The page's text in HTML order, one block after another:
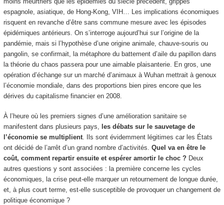
espagnole, asiatique, de Hong-Kong, VIH… Les implications économiques
risquent en revanche d’être sans commune mesure avec les épisodes
épidémiques antérieurs. On s’interroge aujourd’hui sur l’origine de la
pandémie, mais si l’hypothèse d’une origine animale, chauve-souris ou
pangolin, se confirmait, la métaphore du battement d’aile du papillon dans
la théorie du chaos passera pour une aimable plaisanterie. En gros, une
opération d’échange sur un marché d’animaux à Wuhan mettrait à genoux
l’économie mondiale, dans des proportions bien pires encore que les
dérives du capitalisme financier en 2008.
À l’heure où les premiers signes d’une amélioration sanitaire se
manifestent dans plusieurs pays, les débats sur le sauvetage de
l’économie se multiplient. Ils sont évidemment légitimes car les États
ont décidé de l’arrêt d’un grand nombre d’activités. Quel va en être le
coût, comment repartir ensuite et espérer amortir le choc ?Deux
autres questions y sont associées : la première concerne les cycles
économiques, la crise peut-elle marquer un retournement de longue durée,
et, à plus court terme, est-elle susceptible de provoquer un changement de
politique économique ?